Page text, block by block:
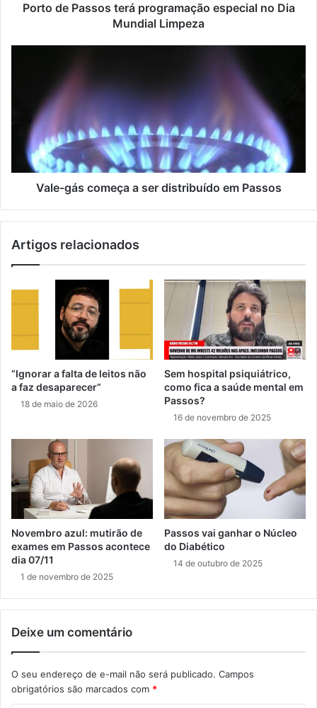
Porto de Passos terá programação especial no Dia
Mundial Limpeza
Vale-gás começa a ser distribuído em Passos
Artigos relacionados
“Ignorar a falta de leitos não
a faz desaparecer”
18 de maio de 2026
Sem hospital psiquiátrico,
como fica a saúde mental em
Passos?
16 de novembro de 2025
Novembro azul: mutirão de
exames em Passos acontece
dia 07/11
1 de novembro de 2025
Passos vai ganhar o Núcleo
do Diabético
14 de outubro de 2025
Deixe um comentário
O seu endereço de e-mail não será publicado. Campos
obrigatórios são marcados com *